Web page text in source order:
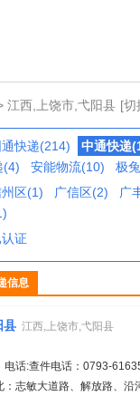
江西,上饶市,弋阳县 [切
通快递(214) 中通快递
(4)
安能物流(10) 极
区(1) 广信区(2) 广
证
信息
县 江西,上饶市,弋阳县
电话:查件电话：0793-
：志敏大道路、解放路、